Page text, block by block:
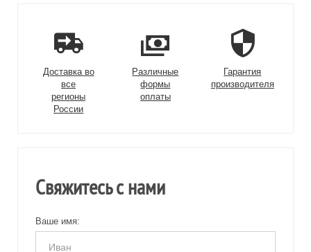
Доставка во
все
регионы
России
Различные
формы
оплаты
Гарантия
производителя
Свяжитесь с нами
Ваше имя: